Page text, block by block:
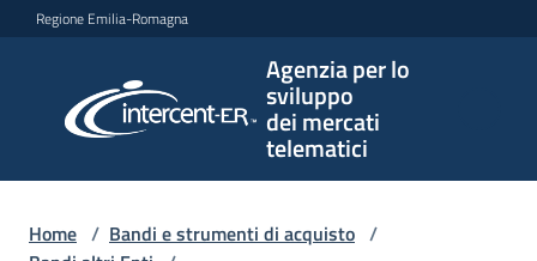
Vai al contenuto
Vai alla navigazione
Vai al footer
Regione Emilia-Romagna
Agenzia per lo
sviluppo
dei mercati
telematici
per lo
sviluppo
telematici
Home / Bandi e strumenti di acquisto /